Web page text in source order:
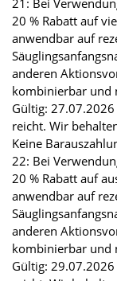
21: Bei
20 % Rabatt auf
anwendbar auf
anderen
kombinierbar und
Gültig:
reicht. Wir
Keine
22: Bei
20 % Rabatt auf
anwendbar auf
anderen
kombinierbar und
Gültig: